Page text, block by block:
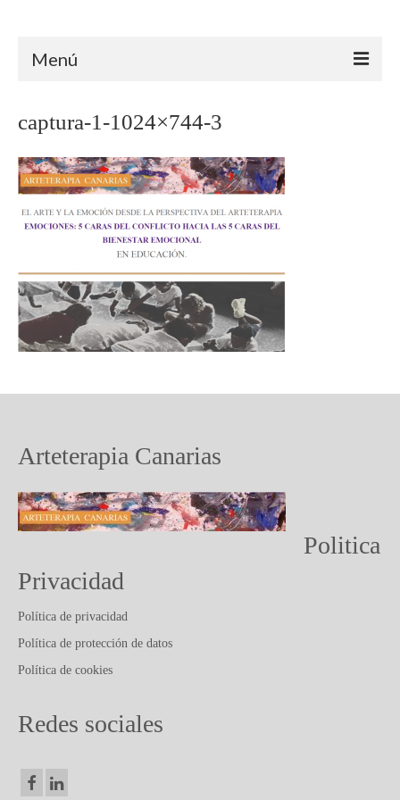
Menú
ÁMBITO CLÍNICO
ÁMBITO EDUCATIVO
ÁMBITO SOCIAL
TRAYECTORIA
FORMACIÓN
captura-1-1024×744-3
Arteterapia Canarias
Politica
Privacidad
Política de privacidad
Política de protección de datos
Política de cookies
Redes sociales